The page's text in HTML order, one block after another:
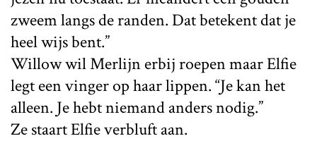
zweem langs de randen. Dat betekent dat je
heel wijs bent.”
Willow wil Merlijn erbij roepen maar Elfie
legt een vinger op haar lippen. “Je kan het
alleen. Je hebt niemand anders nodig.”
Ze staart Elfie verbluft aan.